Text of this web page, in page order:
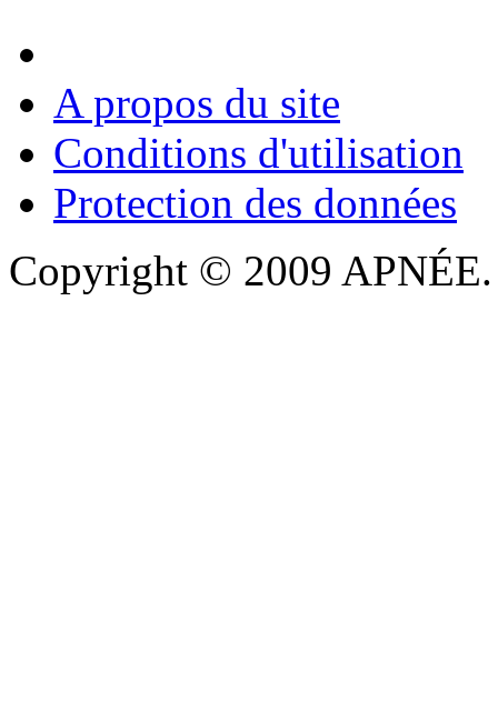
A propos du site
Conditions d'utilisation
Protection des données
Copyright © 2009 APNÉE.